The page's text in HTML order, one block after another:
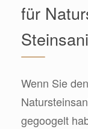
für
Wenn Sie
gegoogelt